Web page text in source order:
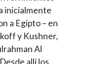
inicialmente
a Egipto – en
y Kushner,
Al
allí los